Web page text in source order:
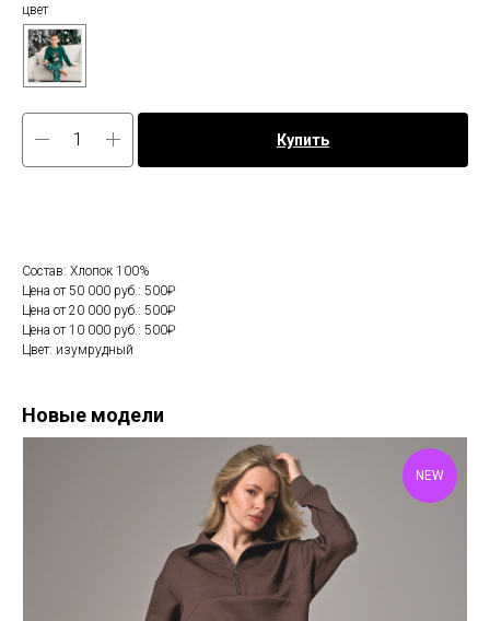
цвет
Купить
Состав: Хлопок 100%
Цена от 50 000 руб.: 500₽
Цена от 20 000 руб.: 500₽
Цена от 10 000 руб.: 500₽
Цвет: изумрудный
Новые модели
NEW